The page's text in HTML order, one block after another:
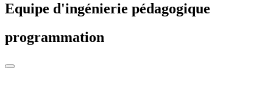
Equipe d'ingénierie pédagogique
programmation